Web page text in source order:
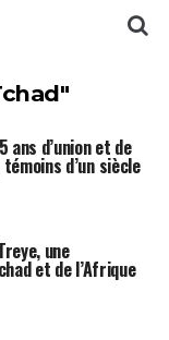
ans d’union et de
d’un siècle
une
et de l’Afrique